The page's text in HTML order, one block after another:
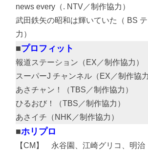
news every（. NTV／制作協力）
武田鉄矢の昭和は輝いていた（ BS
力）
プロフィット
報道ステーション（EX／制作協力）
スーパーJ チャンネル（EX／制作協力
あさチャン！（TBS／制作協力）
ひるおび！（TBS／制作協力）
あさイチ（NHK／制作協力）
ホリプロ
【CM】 永谷園、江崎グリコ、明